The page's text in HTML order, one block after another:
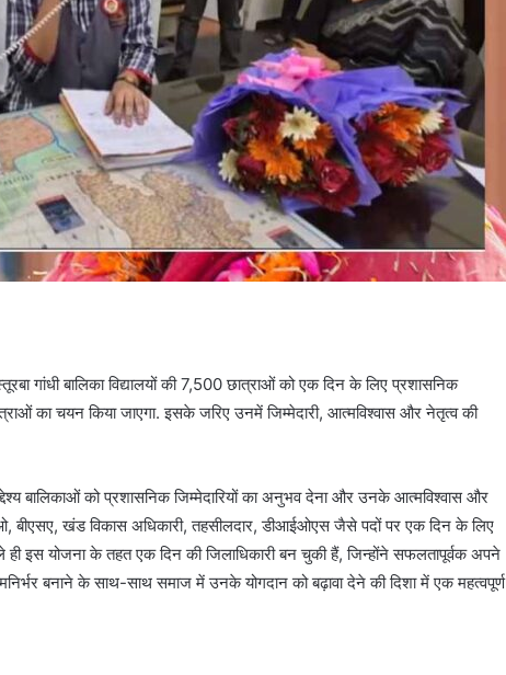
गांधी बालिका विद्यालयों की 7,500 छात्राओं को एक दिन के लिए प्रशासनिक
का चयन किया जाएगा. इसके जरिए उनमें जिम्मेदारी, आत्मविश्वास और नेतृत्व की
बालिकाओं को प्रशासनिक जिम्मेदारियों का अनुभव देना और उनके आत्मविश्वास और
बीएसए, खंड विकास अधिकारी, तहसीलदार, डीआईओएस जैसे पदों पर एक दिन के लिए
इस योजना के तहत एक दिन की जिलाधिकारी बन चुकी हैं, जिन्होंने सफलतापूर्वक अपने
बनाने के साथ-साथ समाज में उनके योगदान को बढ़ावा देने की दिशा में एक महत्वपूर्ण